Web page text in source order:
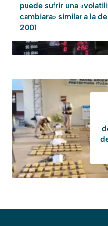
puede sufrir una
cambiara» similar a la de
2001